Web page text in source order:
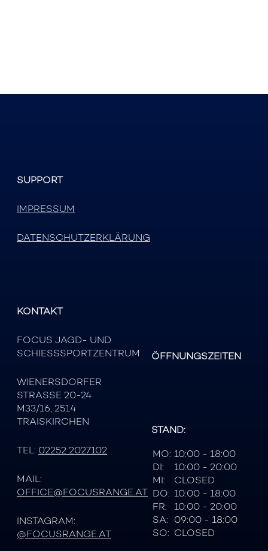
SUPPORT
IMPRESSUM
DATENSCHUTZERKLÄRUNG
KONTAKT
FOCUS JAGD- UND
SCHIESSSPORTZENTRUM
WIENERSDORFER
STRASSE 20-24
M33/16, 2514
TRAISKIRCHEN
TEL: 02252 2027102
MAIL:
OFFICE@FOCUSRANGE.AT
INSTAGRAM:
@FOCUSRANGE.AT
ÖFFNUNGSZEITEN
STAND:
MO: 10:00 - 18:00
DI:
10:00 - 20:00
MI:
CLOSED
DO: 10:00 - 18:00
FR:
10:00 - 20:00
SA: 09:00 - 18:00
SO: CLOSED